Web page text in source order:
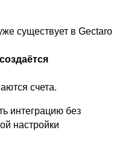
существует в Gectaro
создаётся
счета.
интеграцию без
настройки